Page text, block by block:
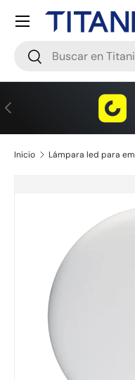
Ir al contenido
Buscar
Buscar
Menú
Anterior
Inicio Lámpara led para